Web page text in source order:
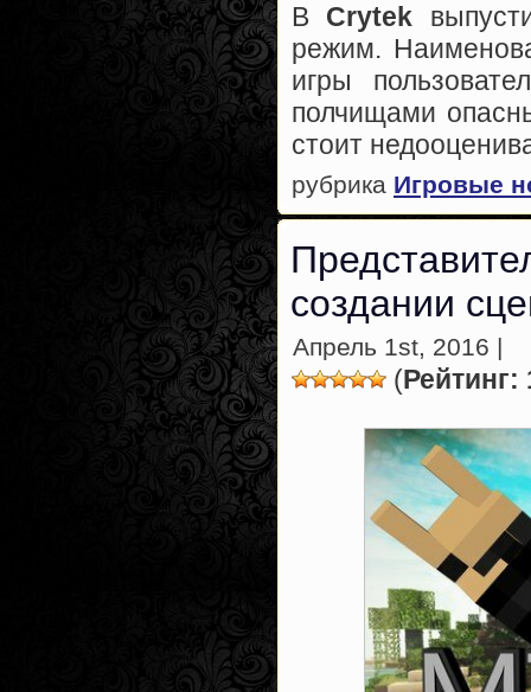
В Crytek
режим.
игры
полчищами
стоит
рубрика Игровые
создании
Апрель 1st, 2016 |
(Рейтинг: